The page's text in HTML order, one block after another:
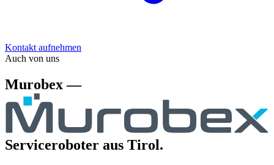
Kontakt aufnehmen
Auch von uns
Murobex —
Serviceroboter aus Tirol.